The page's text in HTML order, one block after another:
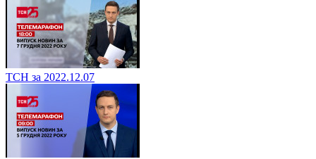
ТСН за 2022.12.07